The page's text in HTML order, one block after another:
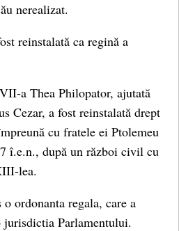
nerealizat.
reinstalată ca regină a
a Thea Philopator, ajutată
Cezar, a fost reinstalată drept
cu fratele ei Ptolemeu
î.e.n., după un război civil cu
lea.
o ordonanta regala, care a
jurisdictia Parlamentului.